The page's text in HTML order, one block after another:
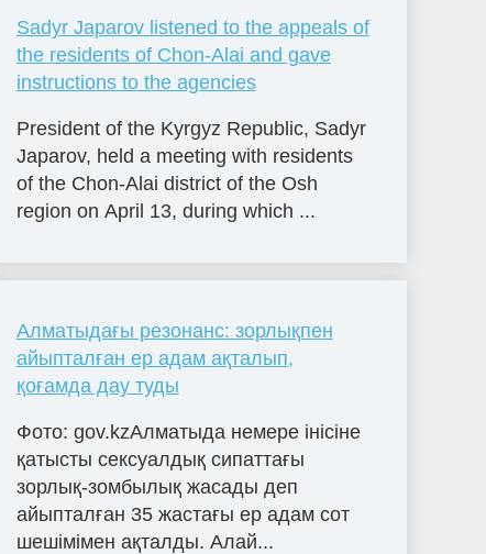
Sadyr Japarov listened to the appeals of
the residents of Chon-Alai and gave
instructions to the agencies
President of the Kyrgyz Republic, Sadyr
Japarov, held a meeting with residents
of the Chon-Alai district of the Osh
region on April 13, during which ...
Алматыдағы резонанс: зорлықпен
айыпталған ер адам ақталып,
қоғамда дау туды
Фото: gov.kzАлматыда немере інісіне
қатысты сексуалдық сипаттағы
зорлық-зомбылық жасады деп
айыпталған 35 жастағы ер адам сот
шешімімен ақталды. Алай...